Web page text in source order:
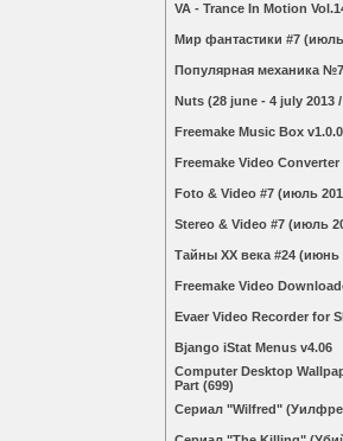
VA - Trance In Motion
Мир фантастики #7
Популярная меxаникa
Nuts (28 june - 4 july 2013
Freemake Music Box v1.0.0
Freemake Video Converter
Foto & Video #7 (июль
Stereo & Video #7 (июль
Тайны ХХ века #24 (июнь
Freemake Video
Evaer Video Recorder for
Bjango iStat Menus v4.06
Computer Desktop
Part (699)
Сериал "Wilfred"